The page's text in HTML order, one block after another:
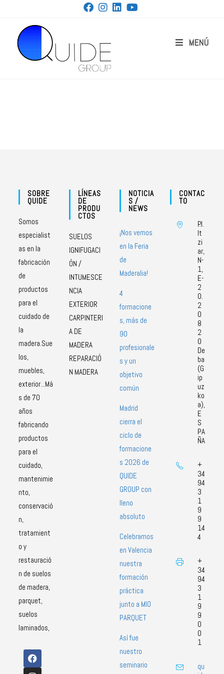
MENÚ
SOBRE
QUIDE
Somos
especialist
as en la
fabricación
de
productos
para el
cuidado de
la
madera.Sue
los,
muebles,
exterior...Má
s de 70
años
fabricando
productos
para el
cuidado,
mantenimie
nto,
conservació
n,
tratamient
o y
restauració
n de suelos
de madera,
parquet,
suelos
laminados,
LÍNEAS
DE
PRODU
CTOS
SUELOS
IGNIFUGACI
ÓN /
INTUMESCE
NCIA
EXTERIOR
CARPINTERI
A DE
MADERA
REPARACIÓ
N MADERA
NOTICIA
S /
NEWS
¡Nos vemos
en la Feria
de
Maderalia!
4
formacione
s, más de
90
profesionale
s y un
objetivo
común
Madrid
cierra el
ciclo de
formacione
s 2026 de
QUIDE
GROUP con
lleno
absoluto
Celebramos
en Valencia
nuestra
formación
práctica
junto a MIO
PARQUET
Así fue
nuestro
seminario
CONTAC
TO
P.I.
It
zi
ar,
N-
1,
E-
2
0.
2
0
8
2
0
De
ba
(G
ip
uz
ko
a),
E
S
PA
ÑA
+
34
94
3
1
9
9
14
4
+
34
94
3
1
9
9
0
0
1
qu